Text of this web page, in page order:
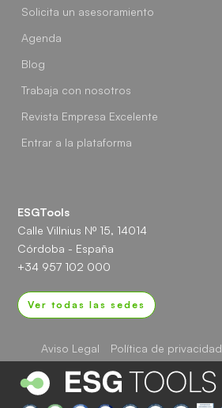
Solicita un asesoramiento
Agenda
Blog
Trabaja con nosotros
Revista Empresa Excelente
Entrar a la plataforma
ESGTools
Calle Villnius Nº 15, 14014
Córdoba - España
+34 957 102 000
Ver todas las sedes
Aviso Legal Política de privacidad